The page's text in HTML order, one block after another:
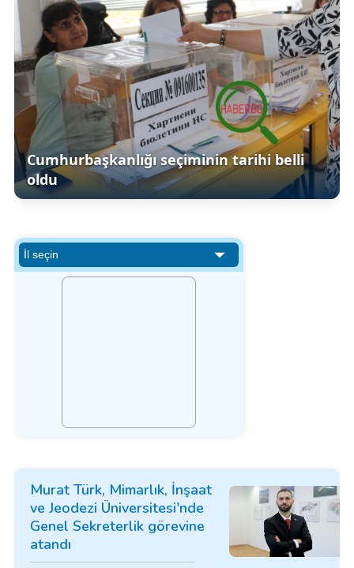
Cumhurbaşkanlığı seçiminin tarihi belli
oldu
Murat Türk, Mimarlık, İnşaat
ve Jeodezi Üniversitesi'nde
Genel Sekreterlik görevine
atandı